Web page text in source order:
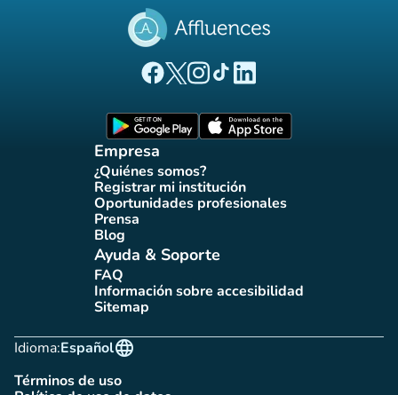
(nueva pestaña)
(nueva pestaña)
(nueva pestaña)
(nueva pestaña)
(nueva pestaña)
Empresa
¿Quiénes somos?
(nueva pestaña)
Registrar mi institución
(nueva pestaña)
Oportunidades profesionales
(nueva pestaña)
Prensa(nueva pestaña)
Blog(nueva pestaña)
Ayuda & Soporte
FAQ(nueva pestaña)
Información sobre accesibilidad
(nueva pestaña)
Sitemap(nueva pestaña)
Idioma:
language
Español
Términos de uso
(nueva pestaña)